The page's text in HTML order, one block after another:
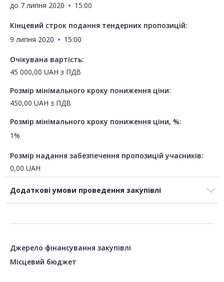
до 7 липня 2020 15:00
Кінцевий строк подання тендерних пропозицій:
9 липня 2020
15:00
Очікувана вартість:
45 000,00 UAH з ПДВ
Розмір мінімального кроку пониження ціни:
450,00 UAH з ПДВ
Розмір мінімального кроку пониження ціни, %:
1%
Розмір надання забезпечення пропозицій учасників:
0,00 UAH
Додаткові умови проведення закупівлі
Джерело фінансування закупівлі
Місцевий бюджет